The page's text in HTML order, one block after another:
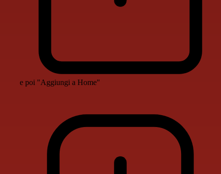
e poi "Aggiungi a Home"